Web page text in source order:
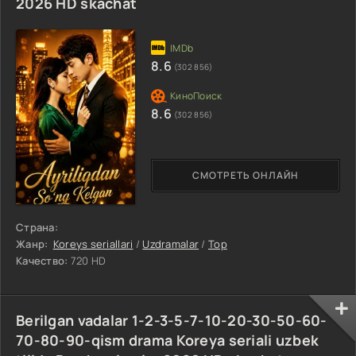
Страна:
Жанр: Koreys seriallari / Uzdramalar / Top
Качество: 720 HD
СМОТРЕТЬ ОНЛАЙН
8.6 (302 856)
8.6 (302 856)
Berilgan vadalar 1-2-3-5-7-10-20-30-50-60-
70-80-90-qism drama Koreya seriali uzbek